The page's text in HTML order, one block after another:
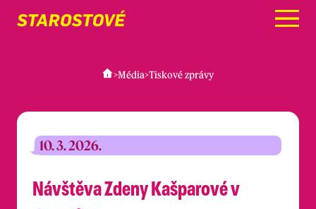
Menu
>Média>Tiskové zprávy
10. 3. 2026.
Návštěva Zdeny Kašparové v